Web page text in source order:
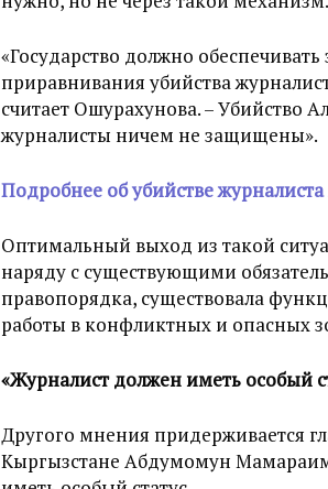
«Государство должно
приравнивания убийства
считает Ошурахунова. – Убийство
журналисты ничем не защищены».
Подробнее об убийстве
Оптимальный выход из такой
наряду с существующими
правопорядка, существовала
работы в конфликтных и опасных
«Журналист должен иметь особый
Другого мнения придерживается
Кыргызстане Абдумомун